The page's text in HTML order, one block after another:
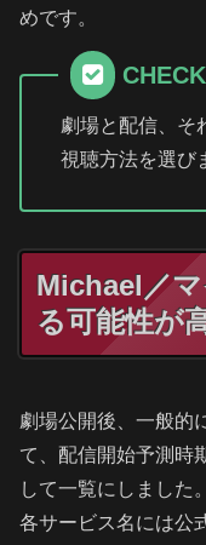
めです。
CHECK
劇場と配信、そ
視聴方法を選び
Michael／
る可能性が
劇場公開後、一般的
て、配信開始予測時
して一覧にしました。
各サービス名には公